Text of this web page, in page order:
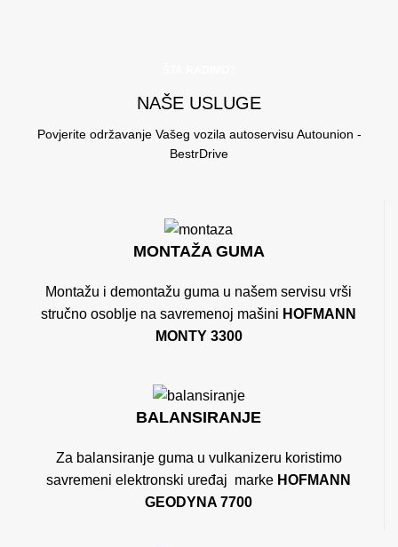
NAŠE USLUGE
Povjerite održavanje Vašeg vozila autoservisu Autounion -
BestrDrive
MONTAŽA GUMA
Montažu i demontažu guma u našem servisu vrši
stručno osoblje na savremenoj mašini HOFMANN
MONTY 3300
BALANSIRANJE
Za balansiranje guma u vulkanizeru koristimo
savremeni elektronski uređaj marke HOFMANN
GEODYNA 7700